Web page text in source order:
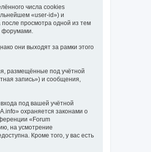
числа cookies
«user-id») и
просмотра одной из тем
форумами.
они выходят за рамки этого
размещённые под учётной
запись») и сообщения,
под вашей учётной
охраняется законами о
«Forum
на усмотрение
Кроме того, у вас есть